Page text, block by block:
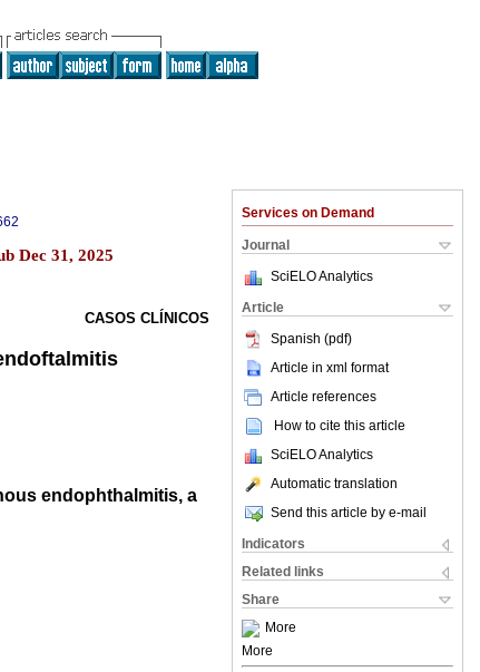
Services on Demand
Journal
SciELO Analytics
Article
Spanish (pdf)
Article in xml format
Article references
How to cite this article
SciELO Analytics
Automatic translation
Send this article by e-mail
Indicators
Related links
Share
More
More
Dec 31, 2025
CASOS CLÍNICOS
endophthalmitis, a